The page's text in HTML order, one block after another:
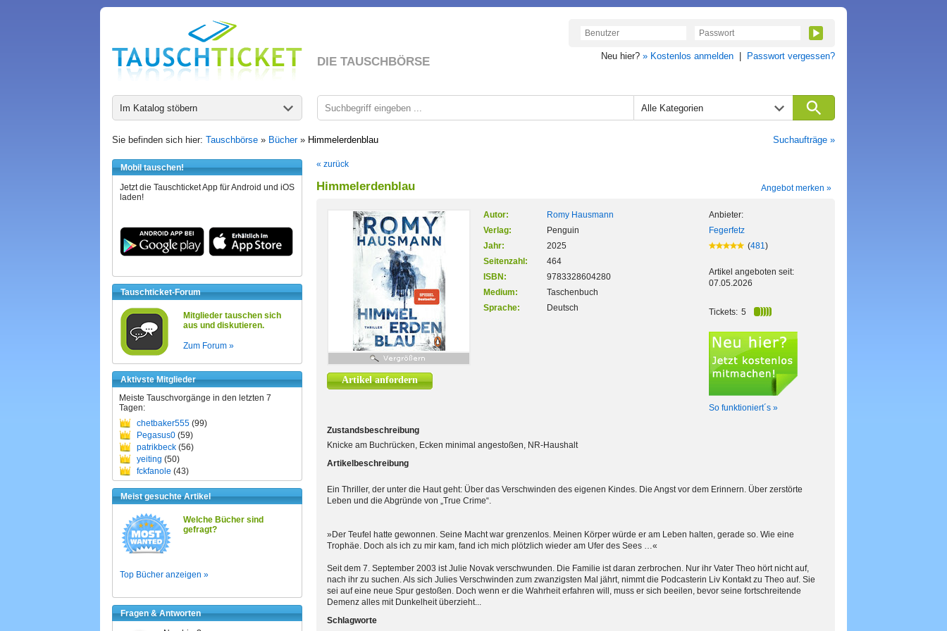
DIE TAUSCHBÖRSE Neu hier? » Kostenlos anmelden Passwort vergessen?
Im Katalog stöbern Alle Kategorien
Sie befinden sich hier: Tauschbörse » Bücher» Himmelerdenblau Suchaufträge »
Mobil tauschen!
Jetzt die Tauschticket App für Android und iOS
laden!
Tauschticket-Forum
Mitglieder tauschen sich
aus und diskutieren.
Zum Forum »
Aktivste Mitglieder
Meiste Tauschvorgänge in den letzten 7
Tagen:
chetbaker555 (99)
Pegasus0 (59)
patrikbeck (56)
yeiting (50)
fckfanole (43)
Meist gesuchte Artikel
Welche Bücher sind
gefragt?
Top Bücher anzeigen »
Fragen & Antworten
« zurück
Himmelerdenblau Angebot merken »
Artikel anfordern
Autor:
Romy Hausmann
Verlag:
Penguin
Jahr:
2025
Seitenzahl:
464
ISBN:
9783328604280
Medium:
Taschenbuch
Sprache:
Deutsch
Anbieter:
Fegerfetz
(481)
Artikel angeboten seit:
07.05.2026
Tickets: 5
So funktioniert´s »
Zustandsbeschreibung
Knicke am Buchrücken, Ecken minimal angestoßen, NR-Haushalt
Artikelbeschreibung
Ein Thriller, der unter die Haut geht: Über das Verschwinden des eigenen Kindes. Die Angst vor dem Erinnern. Über zerstörte
Leben und die Abgründe von „True Crime“.
»Der Teufel hatte gewonnen. Seine Macht war grenzenlos. Meinen Körper würde er am Leben halten, gerade so. Wie eine
Trophäe. Doch als ich zu mir kam, fand ich mich plötzlich wieder am Ufer des Sees …«
Seit dem 7. September 2003 ist Julie Novak verschwunden. Die Familie ist daran zerbrochen. Nur ihr Vater Theo hört nicht auf,
nach ihr zu suchen. Als sich Julies Verschwinden zum zwanzigsten Mal jährt, nimmt die Podcasterin Liv Kontakt zu Theo auf. Sie
sei auf eine neue Spur gestoßen. Doch wenn er die Wahrheit erfahren will, muss er sich beeilen, bevor seine fortschreitende
Demenz alles mit Dunkelheit überzieht...
Schlagworte